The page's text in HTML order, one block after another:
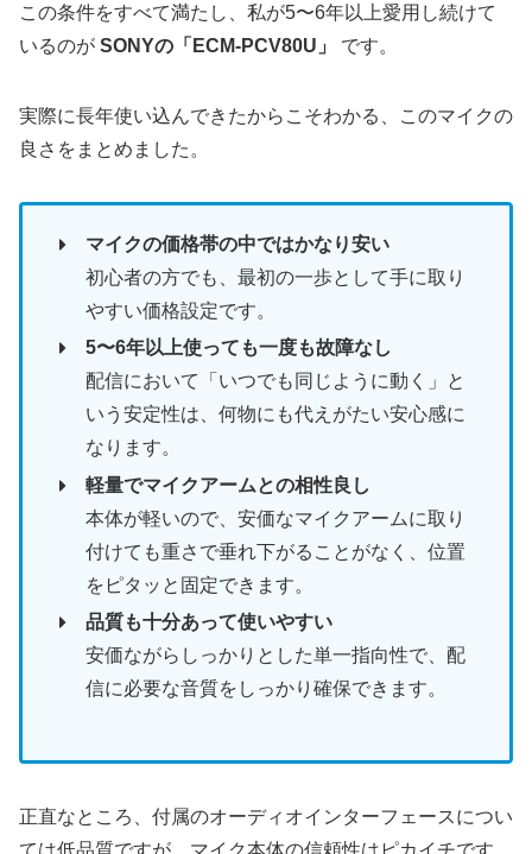
この条件をすべて満たし、私が5〜6年以上愛用し続けて
いるのが SONYの「ECM-PCV80U」 です。
実際に長年使い込んできたからこそわかる、このマイクの
良さをまとめました。
マイクの価格帯の中ではかなり安い
初心者の方でも、最初の一歩として手に取り
やすい価格設定です。
5〜6年以上使っても一度も故障なし
配信において「いつでも同じように動く」と
いう安定性は、何物にも代えがたい安心感に
なります。
軽量でマイクアームとの相性良し
本体が軽いので、安価なマイクアームに取り
付けても重さで垂れ下がることがなく、位置
をピタッと固定できます。
品質も十分あって使いやすい
安価ながらしっかりとした単一指向性で、配
信に必要な音質をしっかり確保できます。
正直なところ、付属のオーディオインターフェースについ
ては低品質ですが、マイク本体の信頼性はピカイチです。